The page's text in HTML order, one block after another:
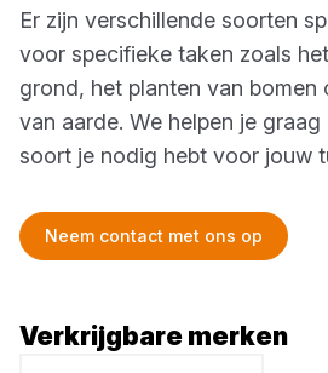
Er zijn verschillende soorten
voor specifieke taken zoals
grond, het planten van bomen
van aarde. We helpen je
soort je nodig hebt voor jouw
Neem contact met ons op
Verkrijgbare merken